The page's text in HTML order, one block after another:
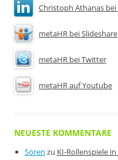
Christoph Athanas
metaHR bei Slideshare
metaHR bei Twitter
metaHR auf Youtube
NEUESTE KOMMENTARE
Sören zu KI-Rollenspiele